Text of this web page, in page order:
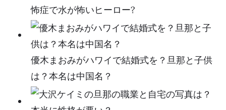
怖症で水が怖いヒーロー?
優木まおみがハワイで結婚式を？旦那と子供
は？本名は中国名？